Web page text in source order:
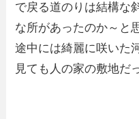
で戻る道のりは結構な
な所があったのか～と
途中には綺麗に咲いた
見ても人の家の敷地だ